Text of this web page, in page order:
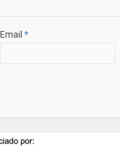
Email *